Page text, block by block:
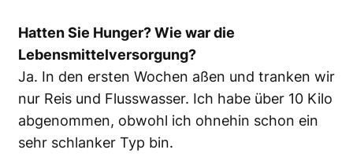
Hatten Sie Hunger? Wie war die
Lebensmittelversorgung?
Ja. In den ersten Wochen aßen und tranken wir
nur Reis und Flusswasser. Ich habe über 10 Kilo
abgenommen, obwohl ich ohnehin schon ein
sehr schlanker Typ bin.